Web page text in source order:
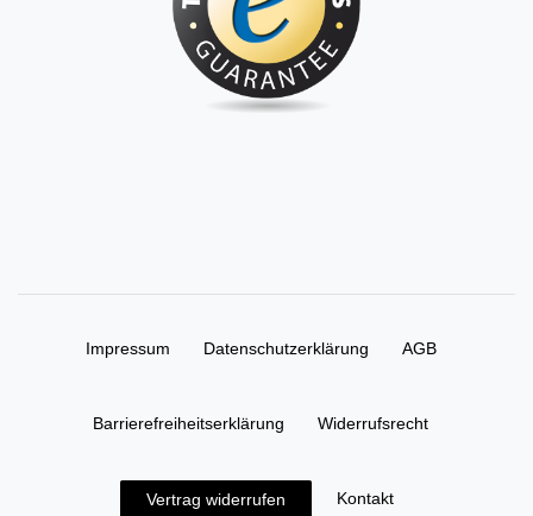
Impressum Daten­schutz­erklärung AGB
Barrierefreiheitserklärung Widerrufs­recht
Vertrag widerrufen Kontakt